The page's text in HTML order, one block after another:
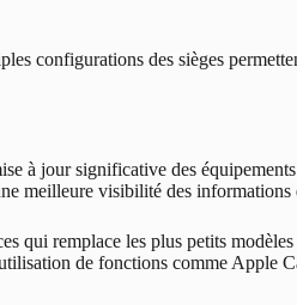
configurations des sièges
à jour significative des
meilleure visibilité des informations
qui remplace les plus petits
de fonctions comme Apple